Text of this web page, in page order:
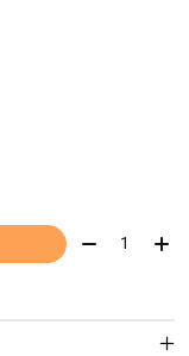
Quantité: